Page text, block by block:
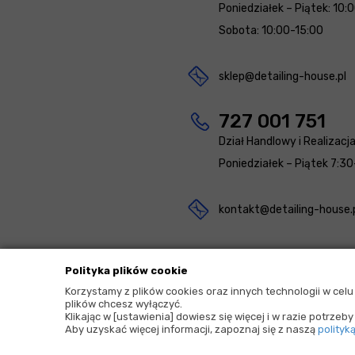
Polityka plików cookie
Korzystamy z plików cookies oraz innych technologii w
plików chcesz wyłączyć.
Klikając w [ustawienia] dowiesz się więcej i w razie
Aby uzyskać więcej informacji, zapoznaj się z naszą
Poniedziałek – Piątek:
Sobota: 10:00-15:00
sklep@detailing-house.pl
727 001 751
Dział Handlowy i
Poniedziałek – Piątek
kontakt@detailing-
2026 © Copyrights by |Detailing House